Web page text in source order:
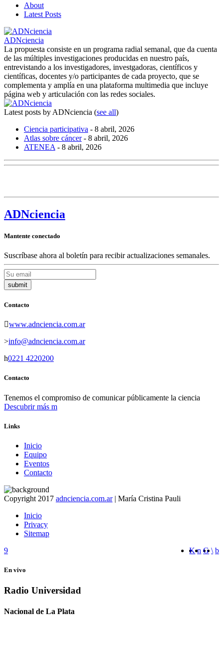
About
Latest Posts
ADNciencia
La propuesta consiste en un programa radial semanal, que da cuenta
de las múltiples investigaciones producidas en nuestro país,
entrevistando a los investigadores, investgadoras, científicos y
científicas, docentes y/o participantes de cada proyecto, que se
complementa y amplía en una plataforma multimedia que incluye
página web y articulación con las redes sociales.
Latest posts by ADNciencia (see all)
Ciencia participativa - 8 abril, 2026
Atlas sobre cáncer- 8 abril, 2026
ATENEA - 8 abril, 2026
ADNciencia
Mantente conectado
Suscríbase ahora al boletín para recibir actualizaciones semanales.
Contacto
www.adnciencia.com.ar
info@adnciencia.com.ar
0221 4220200
Contacto
Tenemos el compromiso de comunicar públicamente la ciencia
Descubrir más
Links
Inicio
Equipo
Eventos
Contacto
Copyright 2017 adnciencia.com.ar| María Cristina Pauli
Inicio
Privacy
Sitemap
En vivo
Radio Universidad
Nacional de La Plata